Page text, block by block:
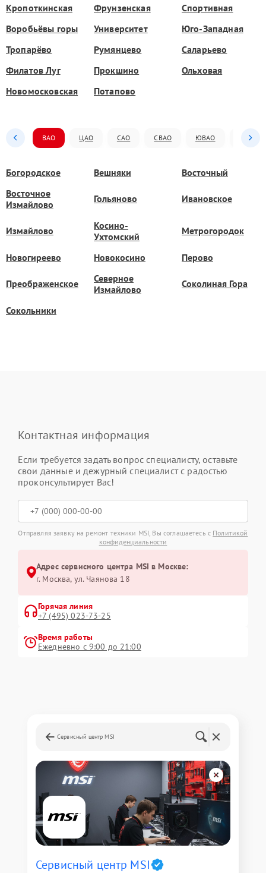
Кропоткинская Фрунзенская
Спортивная
Воробьёвы горы
Университет
Юго-Западная
Тропарёво
Румянцево
Саларьево
Филатов Луг
Прокшино
Ольховая
Новомосковская
Потапово
ВАО ЦАО САО СВАО ЮВАО ЮАО
Богородское Вешняки
Восточный
Восточное
Измайлово
Гольяново Ивановское
Измайлово
Косино-
Ухтомский
Метрогородок
Новогиреево Новокосино Перово
Преображенское
Северное
Измайлово
Соколиная Гора
Сокольники
Контактная информация
Если требуется задать вопрос специалисту, оставьте
свои данные и дежурный специалист с радостью
проконсультирует Вас!
Отправляя заявку на ремонт техники MSI, Вы соглашаетесь с Политикой
конфиденциальности
Адрес сервисного центра MSI в Москве:
г. Москва, ул. Чаянова 18
Горячая линия
+7 (495) 023-73-25
Время работы
Ежедневно с 9:00 до 21:00
Сервисный центр MSI
Сервисный центр MSI